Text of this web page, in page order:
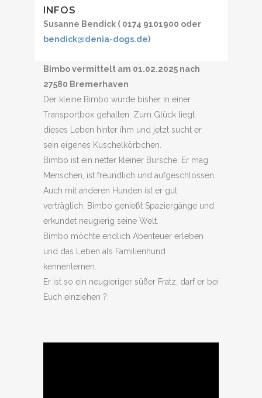
INFOS
Susanne Bendick ( 0174 9101900 oder
bendick@denia-dogs.de)
Bimbo vermittelt am 01.02.2025 nach
27580 Bremerhaven
Der kleine Bimbo wurde bisher in einer
Transportbox gehalten. Zum Glück liegt
dieses Leben hinter ihm und jetzt sucht er
sein eigenes Kuschelkörbchen.
Bimbo ist ein netter kleiner Bursche. Er mag
Menschen, ist freundlich und aufgeschlossen.
Auch mit anderen Hunden ist er gut
verträglich. Bimbo genießt Spaziergänge und
erkundet neugierig seine Welt.
Bimbo möchte endlich Abenteuer erleben
und das Leben als Familienhund
kennenlernen.
Er ist so ein neugieriger süßer Fratz, darf er bei
Euch einziehen ?